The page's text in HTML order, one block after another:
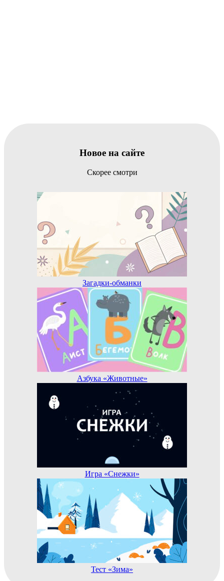
Новое на сайте
Скорее смотри
Загадки-обманки
Азбука «Животные»
Игра «Снежки»
Тест «Зима»